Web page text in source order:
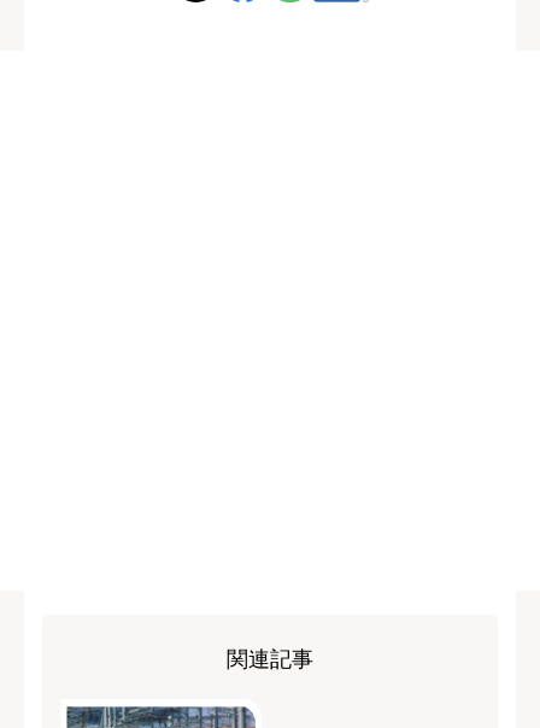
関連記事